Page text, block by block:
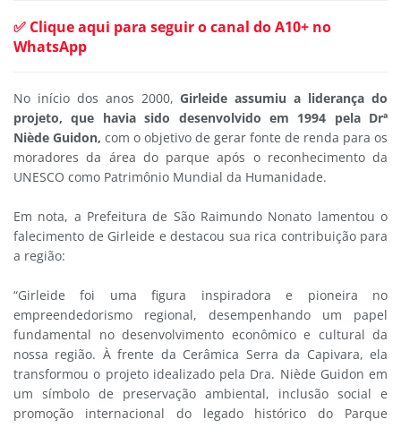
✅ Clique aqui para seguir o canal do A10+ no
WhatsApp
No início dos anos 2000,Girleide assumiu a liderança do
projeto, que havia sido desenvolvido em 1994 pela Drª
Niède Guidon, com o objetivo de gerar fonte de renda para os
moradores da área do parque após o reconhecimento da
UNESCO como Patrimônio Mundial da Humanidade.
Em nota, a Prefeitura de São Raimundo Nonato lamentou o
falecimento de Girleide e destacou sua rica contribuição para
a região:
“Girleide foi uma figura inspiradora e pioneira no
empreendedorismo regional, desempenhando um papel
fundamental no desenvolvimento econômico e cultural da
nossa região. À frente da Cerâmica Serra da Capivara, ela
transformou o projeto idealizado pela Dra. Niède Guidon em
um símbolo de preservação ambiental, inclusão social e
promoção internacional do legado histórico do Parque